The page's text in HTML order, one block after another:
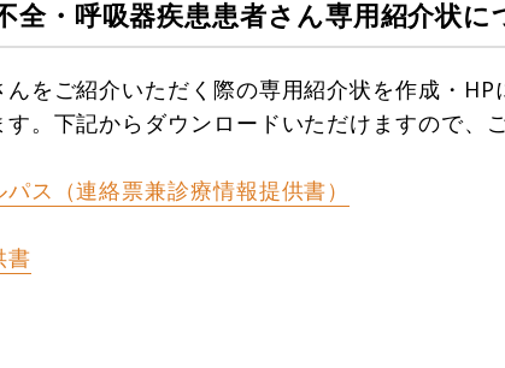
全・呼吸器疾患患者さん専用紹介状に
をご紹介いただく際の専用紹介状を作成・HP
。下記からダウンロードいただけますので、
ス（連絡票兼診療情報提供書）
書